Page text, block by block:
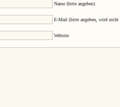
Name (bitte angeben)
E-Mail (bitte angeben, wird nicht
Website